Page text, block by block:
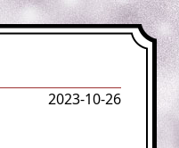
2023-10-26